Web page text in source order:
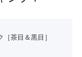
茶目＆黒目］